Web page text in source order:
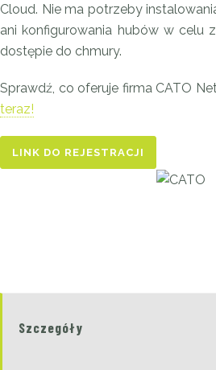
Cloud. Nie ma potrzeby
ani konfigurowania hubów w celu
dostępie do chmury.
Sprawdź, co oferuje firma CATO
teraz!
LINK DO REJESTRACJI
Szczegóły